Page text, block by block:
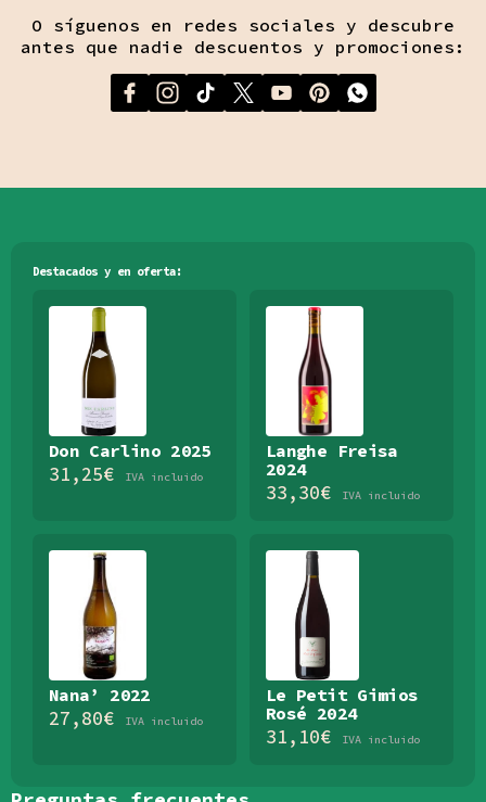
O síguenos en redes sociales y descubre
antes que nadie descuentos y promociones:
Destacados y en oferta:
Don Carlino 2025
31,25€ IVA incluido
Langhe Freisa
2024
33,30€ IVA incluido
Nana’ 2022
27,80€ IVA incluido
Le Petit Gimios
Rosé 2024
31,10€ IVA incluido